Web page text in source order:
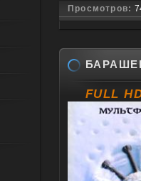
Просмотров:
FULL